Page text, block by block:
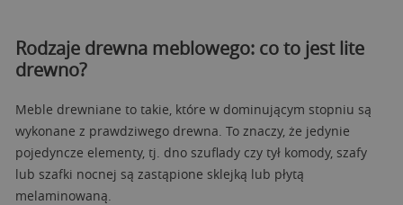
Rodzaje drewna meblowego: co to jest lite
drewno?
Meble drewniane to takie, które w dominującym stopniu są
wykonane z prawdziwego drewna. To znaczy, że jedynie
pojedyncze elementy, tj. dno szuflady czy tył komody, szafy
lub szafki nocnej są zastąpione sklejką lub płytą
melaminowaną.